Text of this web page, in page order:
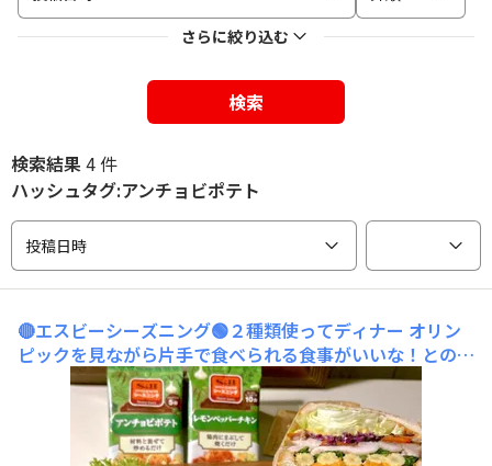
さらに絞り込む
検索
検索結果4 件
ハッシュタグ:アンチョビポテト
投稿日時
🔴エスビーシーズニング🟢２種類使ってディナー オリン
ピックを見ながら片手で食べられる食事がいいな！との事
で。サンドイッチ🥪にしました。メインの鶏もも肉を1枚
サンドした野菜とお肉、炭水化物も一度に食べられるサン
ドイッチ🥪 わんぱくサンドです🥪😈 いや、わんぱく超え
てるだろ？😈言われましたが、美味しくて毎日食べた